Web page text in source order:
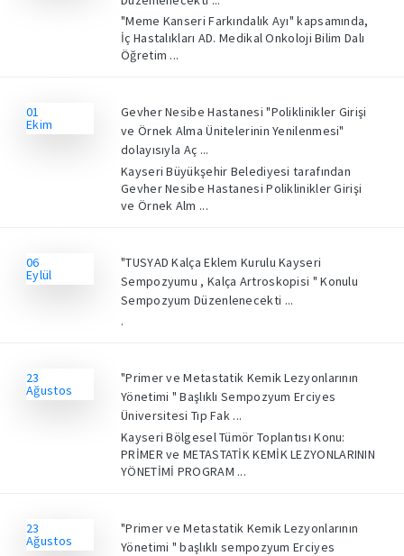
"Meme Kanseri Farkındalık Ayı" kapsamında,
İç Hastalıkları AD. Medikal Onkoloji Bilim Dalı
Öğretim ...
01
Ekim
Gevher Nesibe Hastanesi "Poliklinikler Girişi
ve Örnek Alma Ünitelerinin Yenilenmesi"
dolayısıyla Aç ...
Kayseri Büyükşehir Belediyesi tarafından
Gevher Nesibe Hastanesi Poliklinikler Girişi
ve Örnek Alm ...
06
Eylül
"TUSYAD Kalça Eklem Kurulu Kayseri
Sempozyumu , Kalça Artroskopisi " Konulu
Sempozyum Düzenlenecekti ...
.
23
Ağustos
"Primer ve Metastatik Kemik Lezyonlarının
Yönetimi " Başlıklı Sempozyum Erciyes
Üniversitesi Tıp Fak ...
Kayseri Bölgesel Tümör Toplantısı Konu:
PRİMER ve METASTATİK KEMİK LEZYONLARININ
YÖNETİMİ PROGRAM ...
23
Ağustos
"Primer ve Metastatik Kemik Lezyonlarının
Yönetimi " başlıklı sempozyum Erciyes